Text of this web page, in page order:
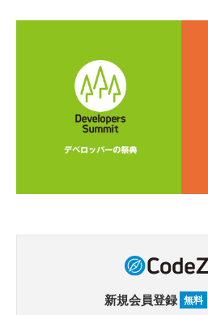
新規会員登録 無料